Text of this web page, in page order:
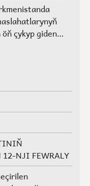
çykyp giden
ýerine
NJI FEWRALY